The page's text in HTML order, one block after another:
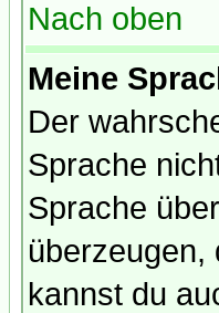
Nach oben
Meine
Der
Sprache
Sprache
überzeugen,
kannst du